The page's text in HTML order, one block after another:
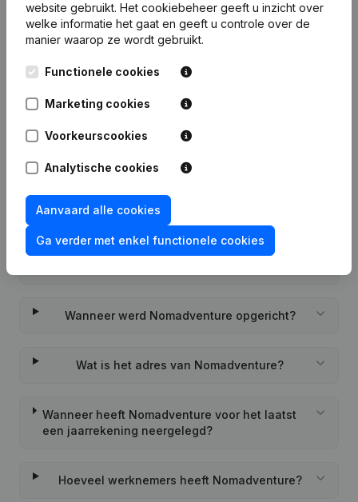
12-02-2026 Diversen(FR)
Rubriek Oprichting (Nieuwe
Rechtspersoon, Opening Bijkantoor,
enz...)
Veelgestelde vragen
Wat is het btw-nummer van Nomadventure?
Wanneer werd Nomadventure opgericht?
Wat is het adres van Nomadventure?
Wanneer heeft Nomadventure voor het laatst
een jaarrekening neergelegd?
Hoeveel werknemers heeft Nomadventure?
website gebruikt. Het cookiebeheer geeft u inzicht over
welke informatie het gaat en geeft u controle over de
manier waarop ze wordt gebruikt.
Functionele cookies
Marketing cookies
Voorkeurscookies
Analytische cookies
Aanvaard alle cookies
Ga verder met enkel functionele cookies